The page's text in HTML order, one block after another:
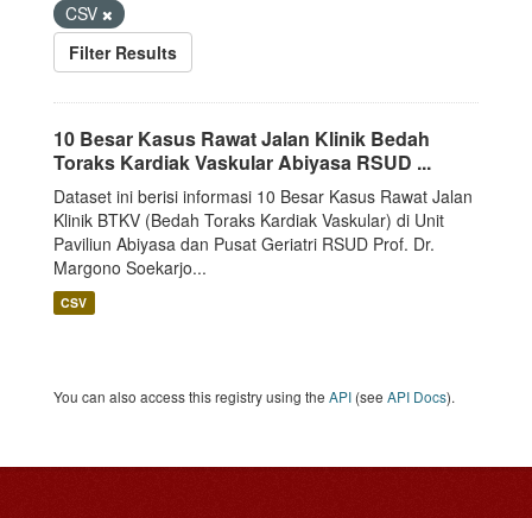
CSV
Filter Results
10 Besar Kasus Rawat Jalan Klinik Bedah
Toraks Kardiak Vaskular Abiyasa RSUD ...
Dataset ini berisi informasi 10 Besar Kasus Rawat Jalan
Klinik BTKV (Bedah Toraks Kardiak Vaskular) di Unit
Paviliun Abiyasa dan Pusat Geriatri RSUD Prof. Dr.
Margono Soekarjo...
CSV
You can also access this registry using the API (see API Docs).